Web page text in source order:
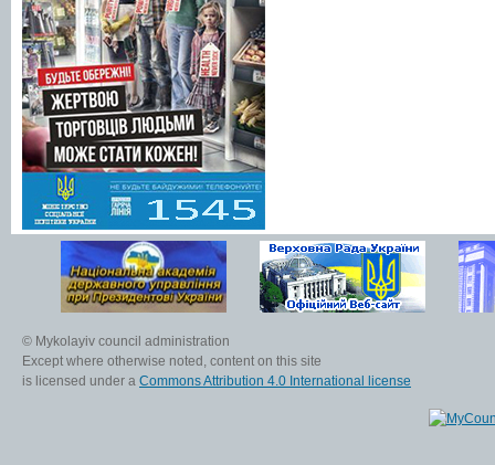
© Mykolayiv council administration
Except where otherwise noted, content on this site
is licensed under a Commons Attribution 4.0 International license